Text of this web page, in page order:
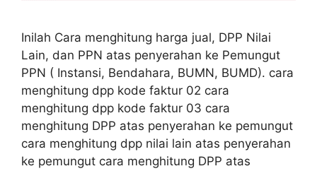
Inilah Cara menghitung harga jual, DPP Nilai
Lain, dan PPN atas penyerahan ke Pemungut
PPN ( Instansi, Bendahara, BUMN, BUMD). cara
menghitung dpp kode faktur 02 cara
menghitung dpp kode faktur 03 cara
menghitung DPP atas penyerahan ke pemungut
cara menghitung dpp nilai lain atas penyerahan
ke pemungut cara menghitung DPP atas